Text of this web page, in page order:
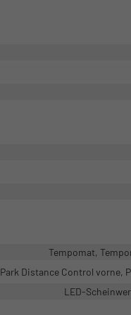
Tempomat,
Park Distance Control vorne,
LED-